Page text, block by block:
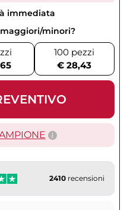
immediata
minori?
100 pezzi
€ 28,43
2410 recensioni